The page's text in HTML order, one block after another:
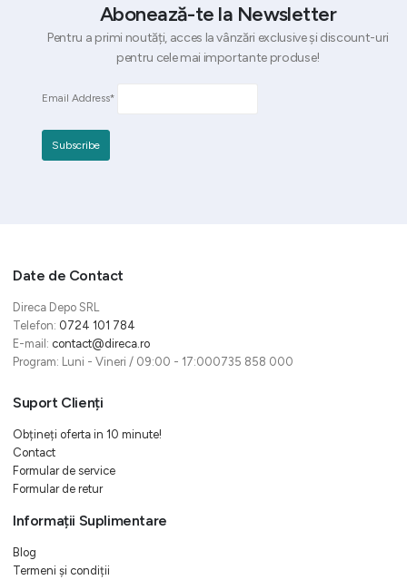
Abonează-te la Newsletter
Pentru a primi noutăți, acces la vânzări exclusive și discount-uri
pentru cele mai importante produse!
Email Address*
Date de Contact
Direca Depo SRL
Telefon: 0724 101 784
E-mail: contact@direca.ro
Program: Luni - Vineri / 09:00 - 17:000735 858 000
Suport Clienți
Obțineți oferta in 10 minute!
Contact
Formular de service
Formular de retur
Informații Suplimentare
Blog
Termeni și condiții